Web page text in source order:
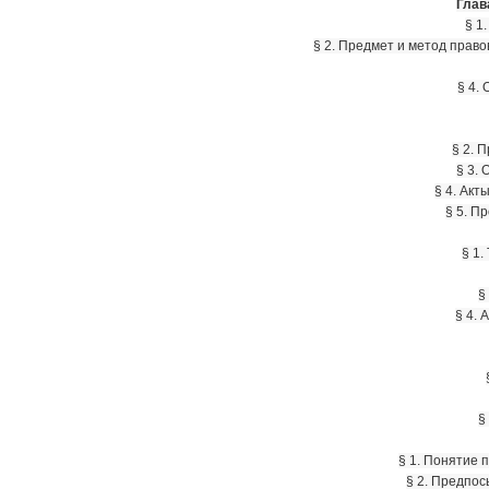
§
§ 2. Предмет и метод
§ 4.
§ 2.
§ 3.
§ 4.
§ 5.
§ 1.
§
§ 4.
§
§ 1. Понятие
§ 2.